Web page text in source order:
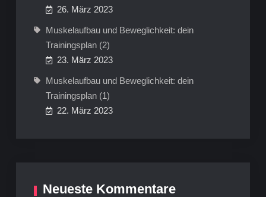
26. März 2023
Muskelaufbau und Beweglichkeit: dein
Trainingsplan (2)
23. März 2023
Muskelaufbau und Beweglichkeit: dein
Trainingsplan (1)
22. März 2023
Neueste Kommentare